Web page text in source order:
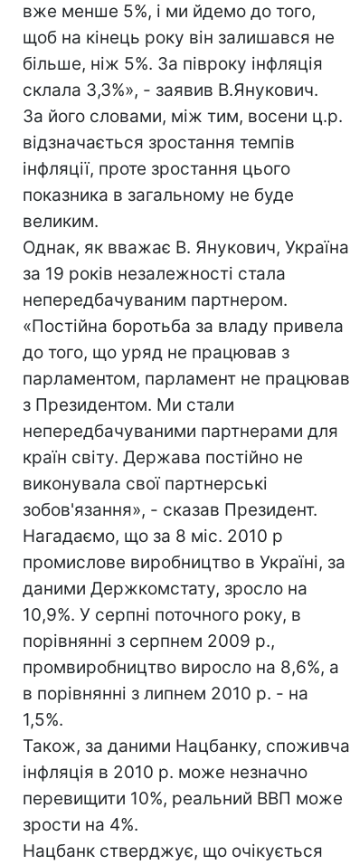
вже менше 5%, і ми йдемо до того,
щоб на кінець року він залишався не
більше, ніж 5%. За півроку інфляція
склала 3,3%», - заявив В.Янукович.
За його словами, між тим, восени ц.р.
відзначається зростання темпів
інфляції, проте зростання цього
показника в загальному не буде
великим.
Однак, як вважає В. Янукович, Україна
за 19 років незалежності стала
непередбачуваним партнером.
«Постійна боротьба за владу привела
до того, що уряд не працював з
парламентом, парламент не працював
з Президентом. Ми стали
непередбачуваними партнерами для
країн світу. Держава постійно не
виконувала свої партнерські
зобов'язання», - сказав Президент.
Нагадаємо, що за 8 міс. 2010 р
промислове виробництво в Україні, за
даними Держкомстату, зросло на
10,9%. У серпні поточного року, в
порівнянні з серпнем 2009 р.,
промвиробництво виросло на 8,6%, а
в порівнянні з липнем 2010 р. - на
1,5%.
Також, за даними Нацбанку, споживча
інфляція в 2010 р. може незначно
перевищити 10%, реальний ВВП може
зрости на 4%.
Нацбанк стверджує, що очікується